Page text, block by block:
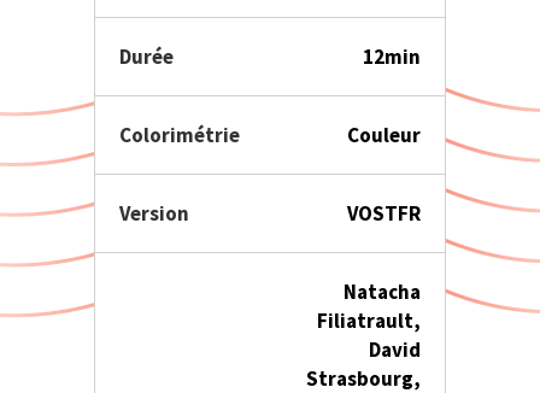
Durée 12min
Colorimétrie Couleur
Version VOSTFR
Natacha
Filiatrault,
David
Strasbourg,